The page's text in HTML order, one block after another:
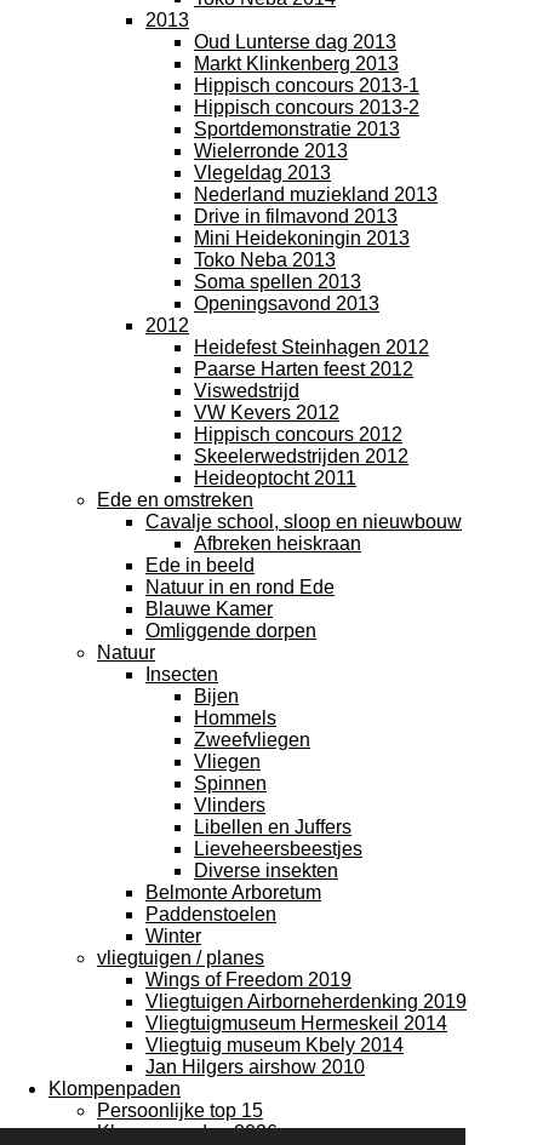
2013
Oud Lunterse dag 2013
Markt Klinkenberg 2013
Hippisch concours 2013-1
Hippisch concours 2013-2
Sportdemonstratie 2013
Wielerronde 2013
Vlegeldag 2013
Nederland muziekland 2013
Drive in filmavond 2013
Mini Heidekoningin 2013
Toko Neba 2013
Soma spellen 2013
Openingsavond 2013
2012
Heidefest Steinhagen 2012
Paarse Harten feest 2012
Viswedstrijd
VW Kevers 2012
Hippisch concours 2012
Skeelerwedstrijden 2012
Heideoptocht 2011
Ede en omstreken
Cavalje school, sloop en nieuwbouw
Afbreken heiskraan
Ede in beeld
Natuur in en rond Ede
Blauwe Kamer
Omliggende dorpen
Natuur
Insecten
Bijen
Hommels
Zweefvliegen
Vliegen
Spinnen
Vlinders
Libellen en Juffers
Lieveheersbeestjes
Diverse insekten
Belmonte Arboretum
Paddenstoelen
Winter
vliegtuigen / planes
Wings of Freedom 2019
Vliegtuigen Airborneherdenking 2019
Vliegtuigmuseum Hermeskeil 2014
Vliegtuig museum Kbely 2014
Jan Hilgers airshow 2010
Klompenpaden
Persoonlijke top 15
Klompenpaden 2026